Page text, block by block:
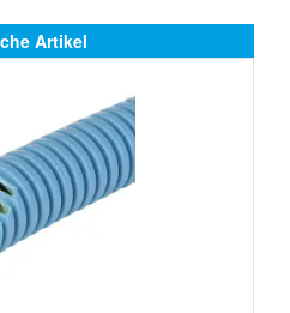
Artikel